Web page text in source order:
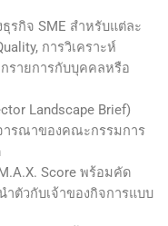
รกิจ SME สำหรับแต่ละ
การวิเคราะห์
กรายการกับบุคคลหรือ
Landscape Brief)
ารณาของคณะกรรมการ
Score พร้อมคัด
ตัวกับเจ้าของกิจการแบบ